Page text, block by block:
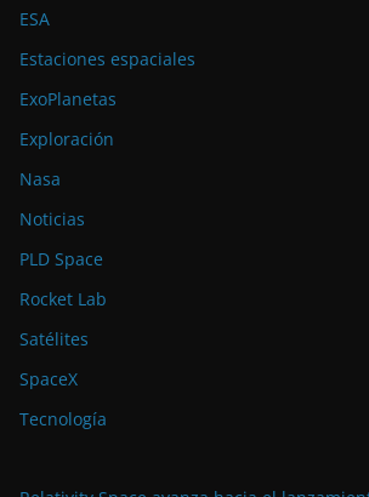
ESA
Estaciones espaciales
ExoPlanetas
Exploración
Nasa
Noticias
PLD Space
Rocket Lab
Satélites
SpaceX
Tecnología